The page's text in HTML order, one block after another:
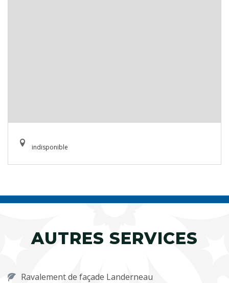
indisponible
AUTRES SERVICES
Ravalement de façade Landerneau